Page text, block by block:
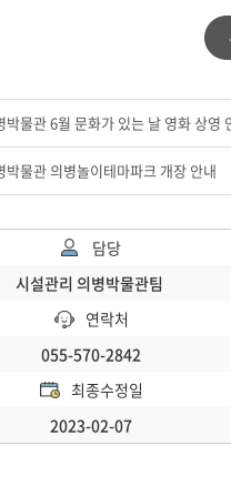
박물관 의병놀이테마파크 개장 안내
담당
시설관리 의병박물관팀
연락처
055-570-2842
최종수정일
2023-02-07